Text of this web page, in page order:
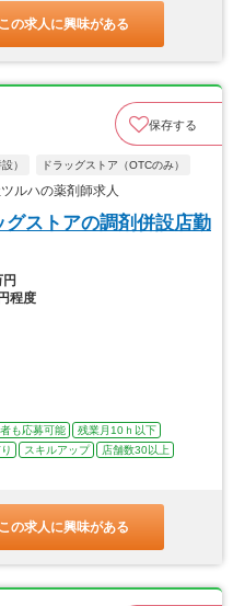
この求人に興味がある
保存する
） ドラッグストア（OTCのみ）
ルハの薬剤師求人
グストアの調剤併設店勤
程度
も応募可能
残業月10ｈ以下
スキルアップ
店舗数30以上
この求人に興味がある